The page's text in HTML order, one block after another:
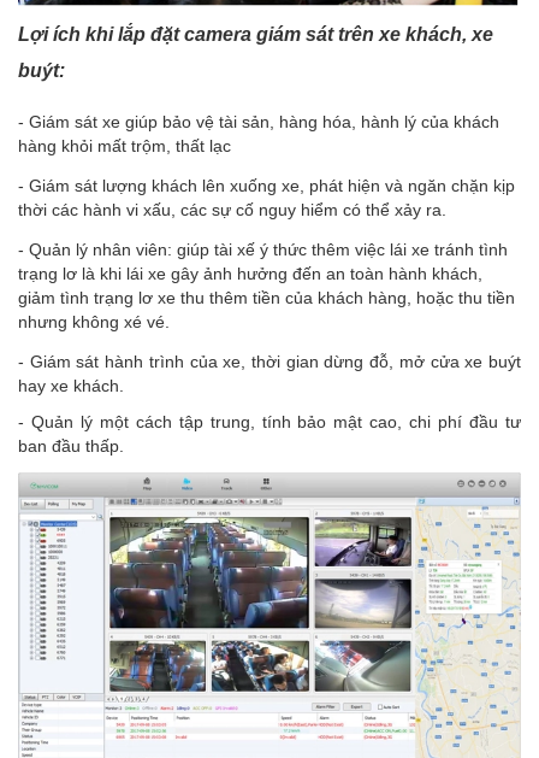
Lợi ích khi lắp đặt camera giám sát trên xe khách, xe
buýt:
- Giám sát xe giúp bảo vệ tài sản, hàng hóa, hành lý của khách
hàng khỏi mất trộm, thất lạc
- Giám sát lượng khách lên xuống xe, phát hiện và ngăn chặn kịp
thời các hành vi xấu, các sự cố nguy hiểm có thể xảy ra.
- Quản lý nhân viên: giúp tài xế ý thức thêm việc lái xe tránh tình
trạng lơ là khi lái xe gây ảnh hưởng đến an toàn hành khách,
giảm tình trạng lơ xe thu thêm tiền của khách hàng, hoặc thu tiền
nhưng không xé vé.
- Giám sát hành trình của xe, thời gian dừng đỗ, mở cửa xe buýt
hay xe khách.
- Quản lý một cách tập trung, tính bảo mật cao, chi phí đầu tư
ban đầu thấp.